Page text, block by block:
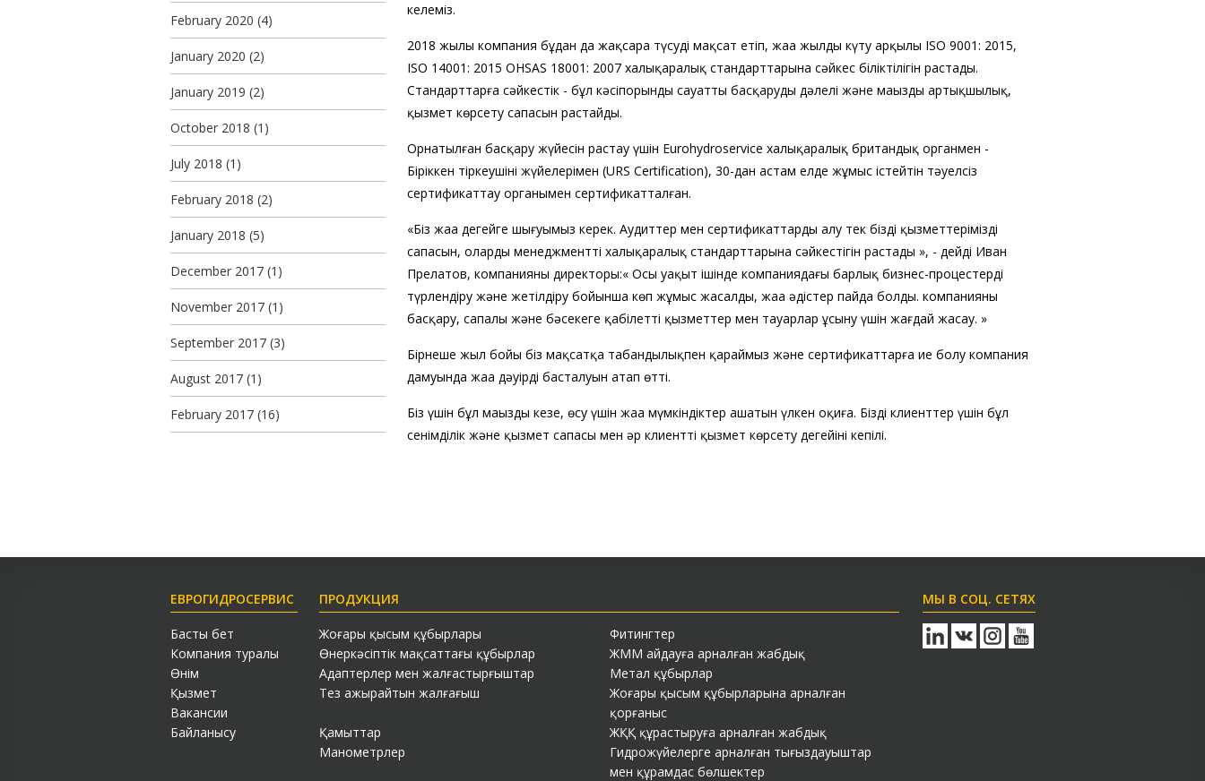
February 2020 (4)
January 2020 (2)
January 2019 (2)
October 2018 (1)
July 2018 (1)
February 2018 (2)
January 2018 (5)
December 2017(1)
November 2017(1)
September 2017(3)
August 2017(1)
February 2017(16)
келеміз.
2018 жылы компания бұдан да жақсара түсуді мақсат етіп, жаңа жылды күту арқылы ISO 9001: 2015,
ISO 14001: 2015 OHSAS 18001: 2007 халықаралық стандарттарына сәйкес біліктілігін растады.
Стандарттарға сәйкестік - бұл кәсіпорынды сауатты басқарудың дәлелі және маңызды артықшылық,
қызмет көрсету сапасын растайды.
Орнатылған басқару жүйесін растау үшін Eurohydroservice халықаралық британдық органмен -
Біріккен тіркеушінің жүйелерімен (URS Certification), 30-дан астам елде жұмыс істейтін тәуелсіз
сертификаттау органымен сертификатталған.
«Біз жаңа деңгейге шығуымыз керек. Аудиттер мен сертификаттарды алу тек біздің қызметтеріміздің
сапасын, олардың менеджменттің халықаралық стандарттарына сәйкестігін растады », - дейді Иван
Прелатов, компанияның директоры:« Осы уақыт ішінде компаниядағы барлық бизнес-процестерді
түрлендіру және жетілдіру бойынша көп жұмыс жасалды, жаңа әдістер пайда болды. компанияны
басқару, сапалы және бәсекеге қабілетті қызметтер мен тауарлар ұсыну үшін жағдай жасау. »
Бірнеше жыл бойы біз мақсатқа табандылықпен қараймыз және сертификаттарға ие болу компания
дамуында жаңа дәуірдің басталуын атап өтті.
Біз үшін бұл маңызды кезең, өсу үшін жаңа мүмкіндіктер ашатын үлкен оқиға. Біздің клиенттер үшін бұл
сенімділік және қызмет сапасы мен әр клиенттің қызмет көрсету деңгейінің кепілі.
ЕВРОГИДРОСЕРВИС
Басты бет
Компания туралы
Өнім
Қызмет
Вакансии
Байланысу
ПРОДУКЦИЯ
Жоғары қысым құбырлары
Фитингтер
Өнеркәсіптік мақсаттағы құбырлар
ЖММ айдауға арналған жабдық
Адаптерлер мен жалғастырғыштар
Метал құбырлар
Тез ажырайтын жалғағыш
Жоғары қысым құбырларына арналған
қорғаныс
Қамыттар
ЖҚҚ құрастыруға арналған жабдық
Манометрлер
Гидрожүйелерге арналған тығыздауыштар
мен құрамдас бөлшектер
МЫ В СОЦ. СЕТЯХ